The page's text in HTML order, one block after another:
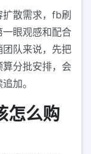
散需求，fb刷
眼观感和配合
队来说，先把
分批安排，会
加。
怎么购